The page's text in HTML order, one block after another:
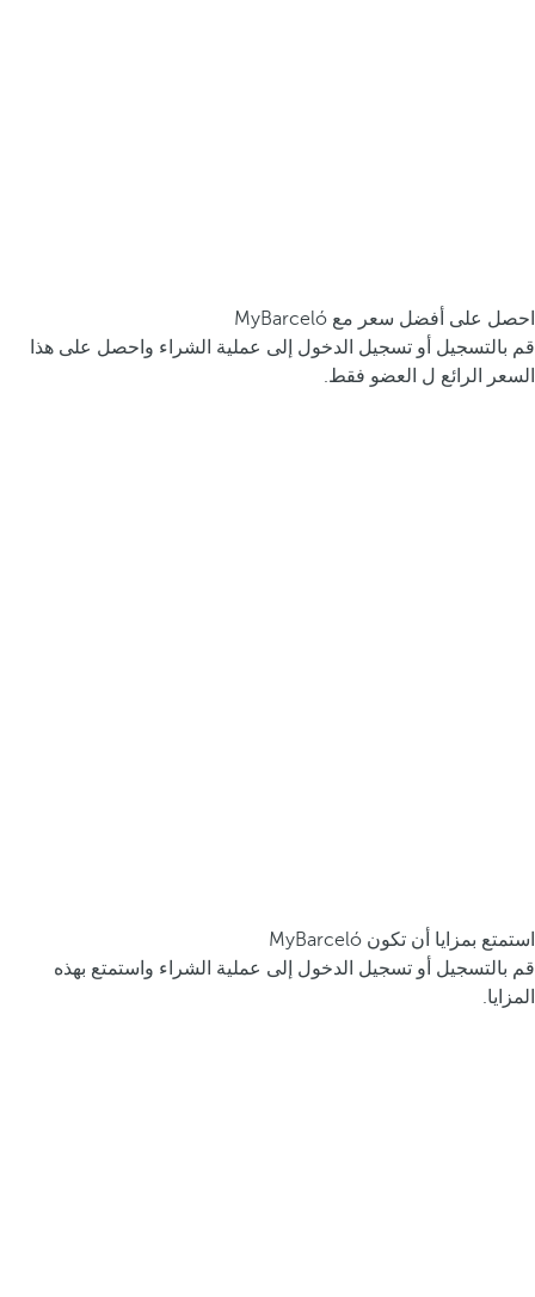
احصل على أفضل سعر مع MyBarceló
قم بالتسجيل أو تسجيل الدخول إلى عملية الشراء واحصل على هذا
السعر الرائع ل العضو فقط.
استمتع بمزايا أن تكون MyBarceló
قم بالتسجيل أو تسجيل الدخول إلى عملية الشراء واستمتع بهذه
المزايا.